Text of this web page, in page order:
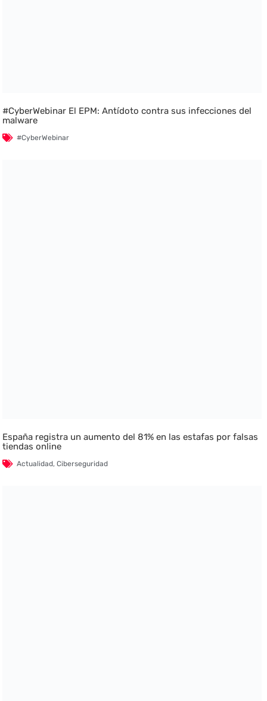
#CyberWebinar El EPM: Antídoto contra sus infecciones del
malware
#CyberWebinar
España registra un aumento del 81% en las estafas por falsas
tiendas online
Actualidad,Ciberseguridad